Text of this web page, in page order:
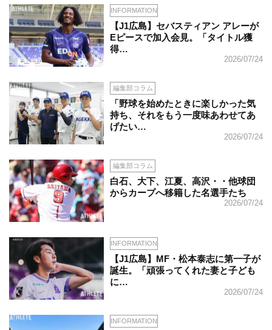
INFORMATION
【J1広島】セバスティアン アレーが
Eピースで加入会見。「タイトル獲
得…
2026/07/24
編集部コラム
「野球を始めたときに楽しかった気
持ち、それをもう一度味あわせてあ
げたい…
2026/07/24
編集部コラム
白石、大下、江夏、高沢・・他球団
からカープへ移籍した名選手たち
2026/07/24
INFORMATION
【J1広島】MF・松本泰志に第一子が
誕生。「頑張ってくれた妻と子ども
に…
2026/07/24
INFORMATION